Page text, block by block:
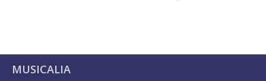
MUSICALIA